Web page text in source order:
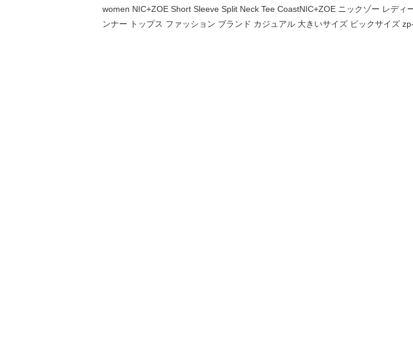
women NIC+ZOE Short Sleeve Split Neck Tee CoastNIC+ZOE ニックゾー レディ
ンナー トップス ファッション ブランド カジュアル 大きいサイズ ビックサイズ